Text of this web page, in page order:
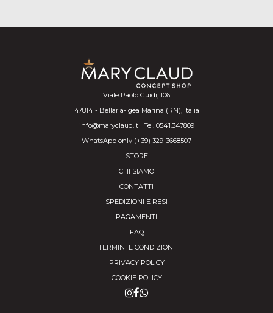
Viale Paolo Guidi, 106
47814 - Bellaria-Igea Marina (RN), Italia
info@maryclaud.it | Tel. 0541.347809
WhatsApp only (+39) 329-3668507
STORE
CHI SIAMO
CONTATTI
SPEDIZIONI E RESI
PAGAMENTI
FAQ
TERMINI E CONDIZIONI
PRIVACY POLICY
COOKIE POLICY